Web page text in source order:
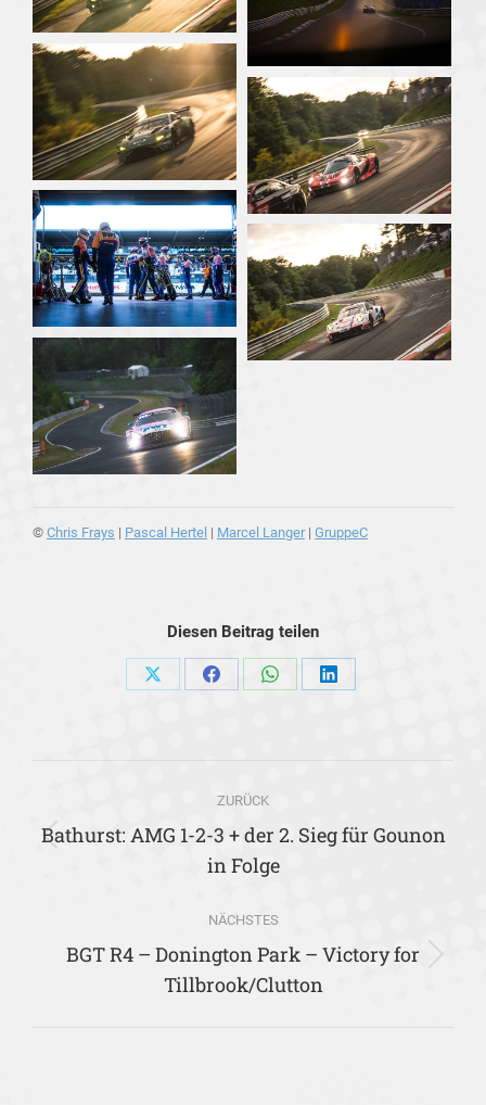
© Chris Frays | Pascal Hertel | Marcel Langer| GruppeC
Diesen Beitrag teilen
Share
Share
Share
Share
Kommentarnavigation
ZURÜCK
Vorheriger
Beitrag:
Bathurst: AMG 1-2-3 + der 2. Sieg für Gounon
in Folge
NÄCHSTES
Nächster
Beitrag:
BGT R4 – Donington Park – Victory for
Tillbrook/Clutton